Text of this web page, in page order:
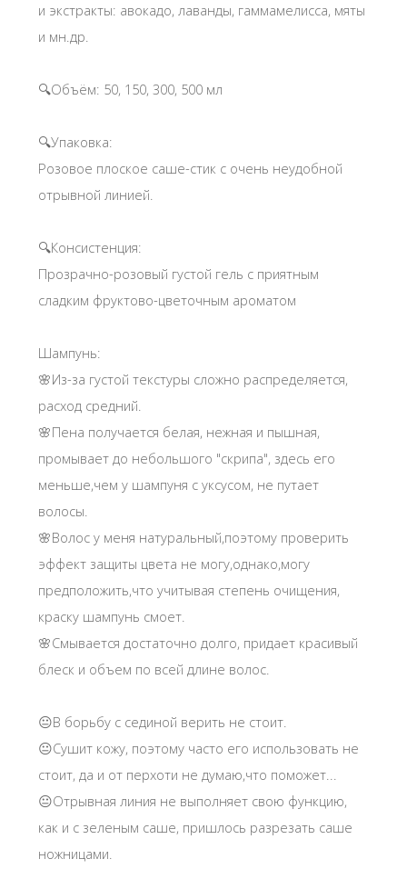
и экстракты: авокадо, лаванды, гаммамелисса, мяты
и мн.др.
🔍Объём: 50, 150, 300, 500 мл
🔍Упаковка:
Розовое плоское саше-стик с очень неудобной
отрывной линией.
🔍Консистенция:
Прозрачно-розовый густой гель с приятным
сладким фруктово-цветочным ароматом
Шампунь:
🌸Из-за густой текстуры сложно распределяется,
расход средний.
🌸Пена получается белая, нежная и пышная,
промывает до небольшого "скрипа", здесь его
меньше,чем у шампуня с уксусом, не путает
волосы.
🌸Волос у меня натуральный,поэтому проверить
эффект защиты цвета не могу,однако,могу
предположить,что учитывая степень очищения,
краску шампунь смоет.
🌸Смывается достаточно долго, придает красивый
блеск и объем по всей длине волос.
😐В борьбу с сединой верить не стоит.
😐Сушит кожу, поэтому часто его использовать не
стоит, да и от перхоти не думаю,что поможет...
😐Отрывная линия не выполняет свою функцию,
как и с зеленым саше, пришлось разрезать саше
ножницами.